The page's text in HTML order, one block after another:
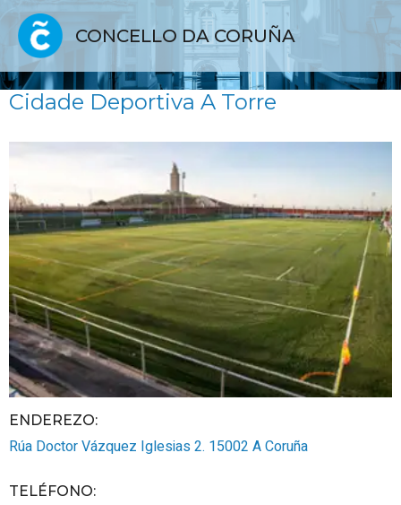
CONCELLO DA CORUÑA
Cidade Deportiva A Torre
ENDEREZO:
Rúa Doctor Vázquez Iglesias 2. 15002 A Coruña
TELÉFONO: